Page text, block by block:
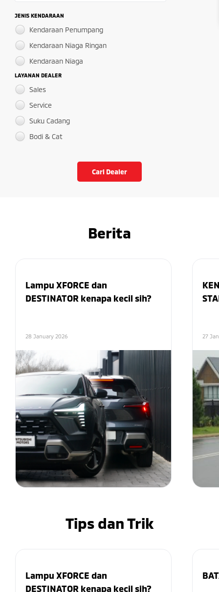
JENIS KENDARAAN
Kendaraan Penumpang
Kendaraan Niaga Ringan
Kendaraan Niaga
LAYANAN DEALER
Sales
Service
Suku Cadang
Bodi & Cat
Cari Dealer
Berita
Lampu XFORCE dan
DESTINATOR kenapa kecil sih?
28 January 2026 27
Tips dan Trik
Lampu XFORCE dan
DESTINATOR kenapa kecil sih?